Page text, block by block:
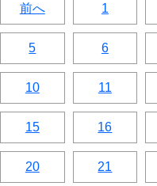
前へ 1
5 6
10 11
15 16
20 21